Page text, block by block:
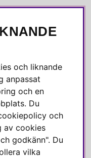
och liknande
anpassat
och en
Du
och
av cookies
godkänn". Du
vilka